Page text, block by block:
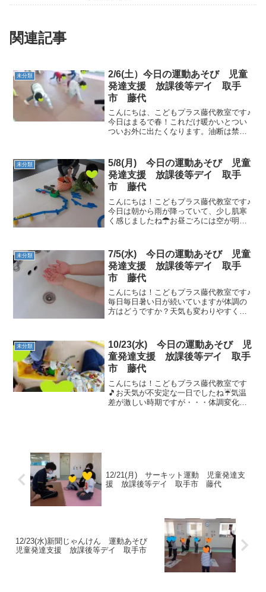
関連記事
未分類
2/6(土）今日の運動あそび 児童
発達支援 放課後等デイ 取手
市 藤代
こんにちは、こどもプラス藤代教室です♪
今日はまるで春！これだけ暖かいとつい
ついお外に出たくなります。油断は禁
午前の運動内容動物ヨーイドン 今日はみ
んなで動物の動きの確認...
未分類
5/8(月) 今日の運動あそび 児童
発達支援 放課後等デイ 取手
市 藤代
こんにちは！こどもプラス藤代教室です♪
今日は朝から雨が降っていて、少し肌寒
く感じましたね☂お昼ごろには空が明る
い日もあったのでお出掛けした方も多か
ったのではないでしょう...
未分類
7/5(水) 今日の運動あそび 児童
発達支援 放課後等デイ 取手
市 藤代
こんにちは！こどもプラス藤代教室です♪
毎日毎日暑い日が続いていますが体調の
方はどうですか？天気も変わりやすく雷
て水分補給を忘れずに取り、体調と相談
しながら動きましょう...
未分類
10/23(水) 今日の運動あそび 児
童発達支援 放課後等デイ 取手
市 藤代
こんにちは！こどもプラス藤代教室です
🎵お天気が不安定な一日でしたね☔気温
差が激しい時期ですが・・・体調変化に
12/21(月) サーキット運動 児童発達支
援 放課後等デイ 取手市 藤代
12/23(水)新聞じゃんけん 運動あそび
児童発達支援 放課後等デイ 取手市